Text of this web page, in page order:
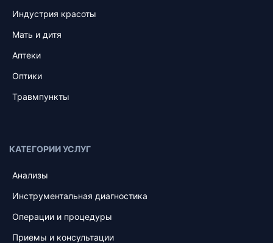
Индустрия красоты
Мать и дитя
Аптеки
Оптики
Травмпункты
КАТЕГОРИИ УСЛУГ
Анализы
Инструментальная диагностика
Операции и процедуры
Приемы и консультации